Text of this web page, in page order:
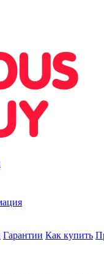
Гарантии Как купить